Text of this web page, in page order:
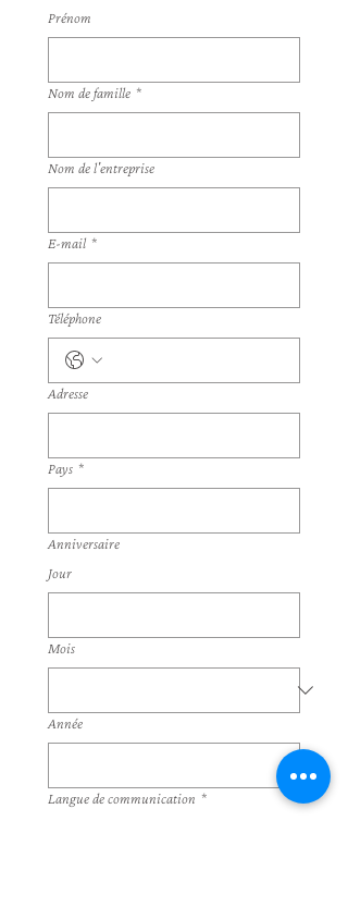
Prénom
Nom de famille *
Nom de l'entreprise
E‑mail *
Téléphone
Adresse
Pays *
Anniversaire
Jour
Mois
Année
Langue de communication *